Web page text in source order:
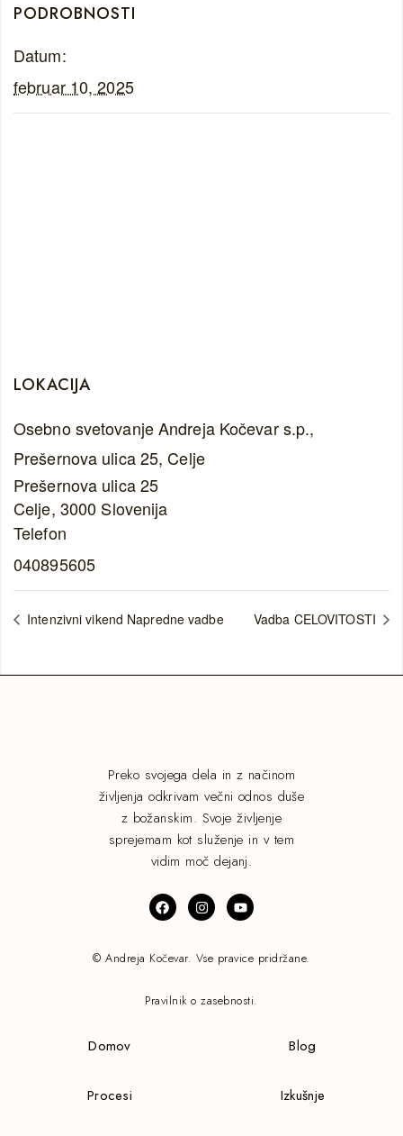
PODROBNOSTI
Datum:
februar 10, 2025
LOKACIJA
Osebno svetovanje Andreja Kočevar s.p.,
Prešernova ulica 25, Celje
Prešernova ulica 25
Celje, 3000 Slovenija
Telefon
040895605
Intenzivni vikend Napredne vadbe Vadba CELOVITOSTI
Preko svojega dela in z načinom
življenja odkrivam večni odnos duše
z božanskim. Svoje življenje
sprejemam kot služenje in v tem
vidim moč dejanj.
© Andreja Kočevar. Vse pravice pridržane.
Pravilnik o zasebnosti.
Domov
Procesi
Blog
Izkušnje